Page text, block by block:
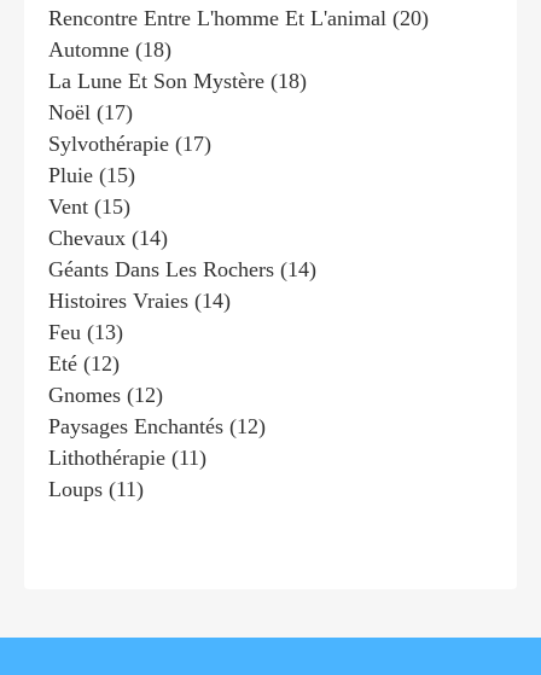
Rencontre Entre L'homme Et L'animal (20)
Automne (18)
La Lune Et Son Mystère (18)
Noël (17)
Sylvothérapie (17)
Pluie (15)
Vent (15)
Chevaux (14)
Géants Dans Les Rochers (14)
Histoires Vraies (14)
Feu (13)
Eté (12)
Gnomes (12)
Paysages Enchantés (12)
Lithothérapie (11)
Loups (11)